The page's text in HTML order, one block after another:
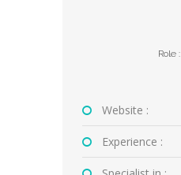
Role :
Website :
Experience :